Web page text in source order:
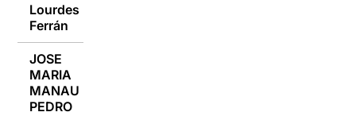
Lourdes
Ferrán
JOSE
MARIA
MANAU
PEDRO